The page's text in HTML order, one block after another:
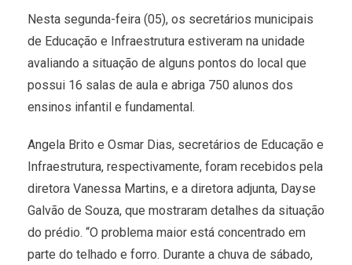
Nesta segunda-feira (05), os secretários municipais
de Educação e Infraestrutura estiveram na unidade
avaliando a situação de alguns pontos do local que
possui 16 salas de aula e abriga 750 alunos dos
ensinos infantil e fundamental.
Angela Brito e Osmar Dias, secretários de Educação e
Infraestrutura, respectivamente, foram recebidos pela
diretora Vanessa Martins, e a diretora adjunta, Dayse
Galvão de Souza, que mostraram detalhes da situação
do prédio. “O problema maior está concentrado em
parte do telhado e forro. Durante a chuva de sábado,